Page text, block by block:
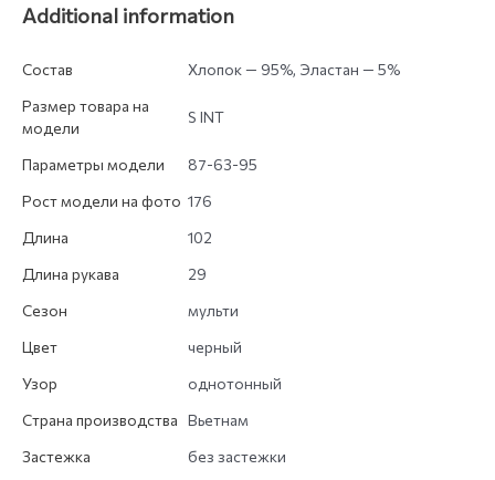
Additional information
Состав
Хлопок — 95%, Эластан — 5%
Размер товара на
модели
S INT
Параметры модели
87-63-95
Рост модели на фото 176
Длина
102
Длина рукава
29
Сезон
мульти
Цвет
черный
Узор
однотонный
Страна производства Вьетнам
Застежка
без застежки